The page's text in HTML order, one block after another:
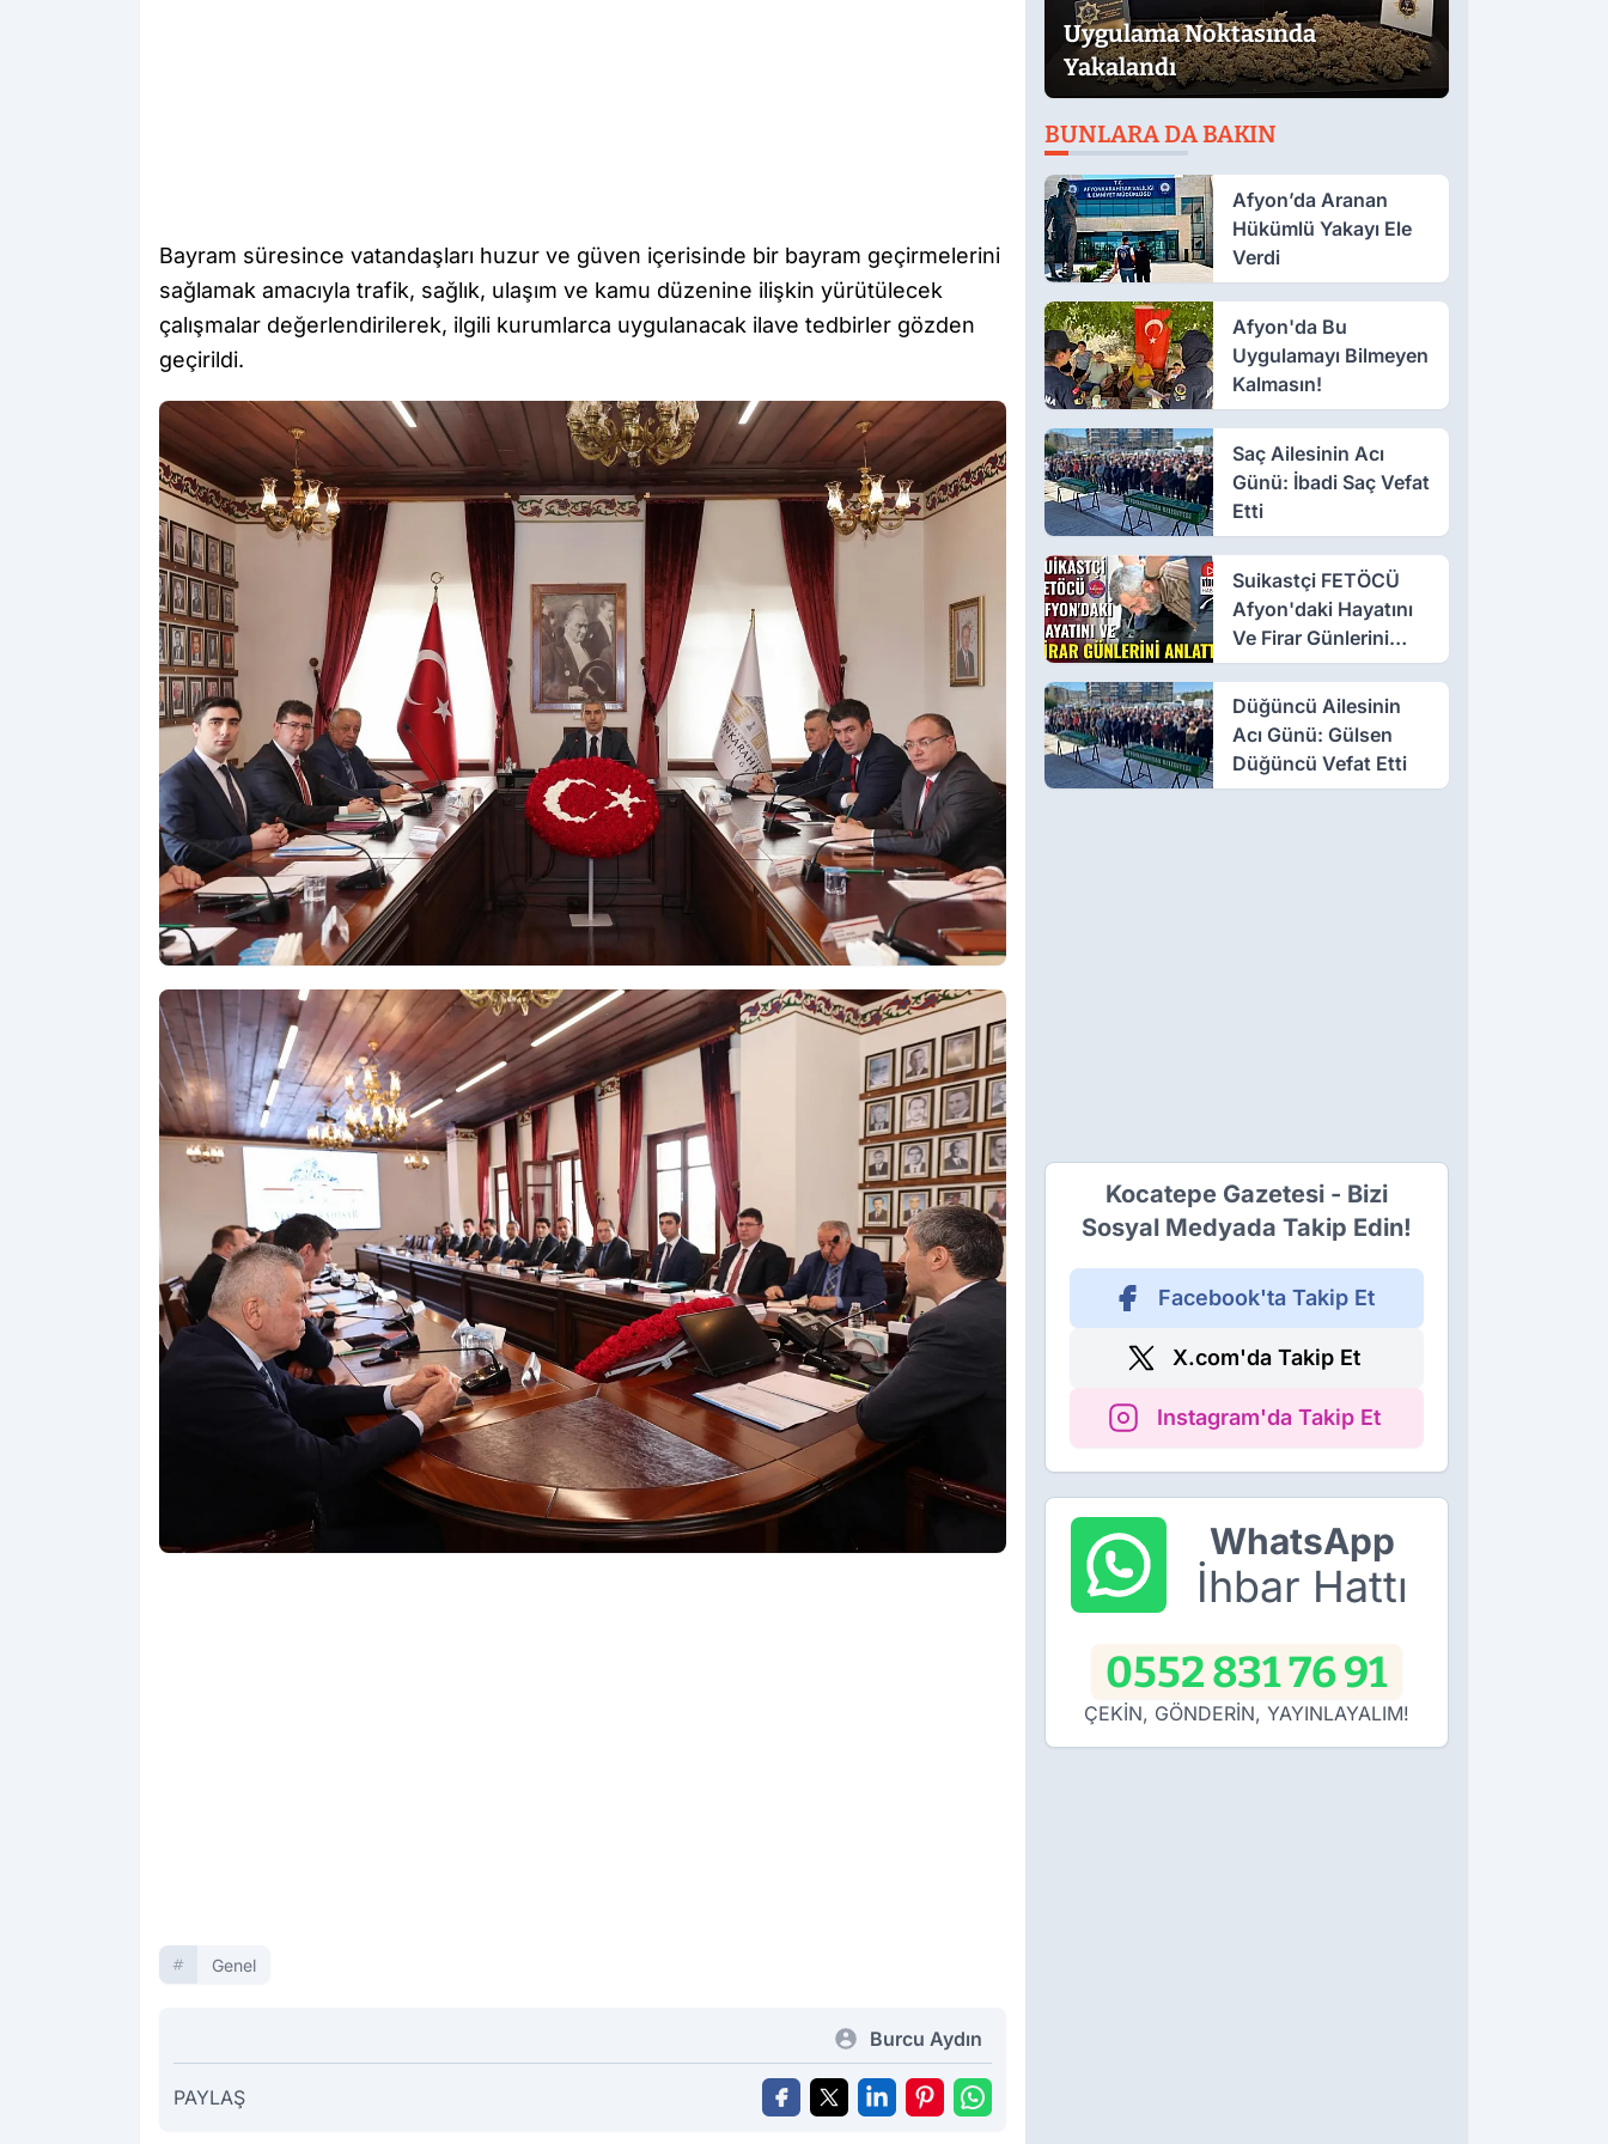
Bayram süresince vatandaşları huzur ve güven içerisinde bir bayram geçirmelerini
sağlamak amacıyla trafik, sağlık, ulaşım ve kamu düzenine ilişkin yürütülecek
çalışmalar değerlendirilerek, ilgili kurumlarca uygulanacak ilave tedbirler gözden
geçirildi.
Genel
Burcu Aydın
PAYLAŞ
Uygulama Noktasında
Yakalandı
BUNLARA DA BAKIN
Afyon’da Aranan
Hükümlü Yakayı Ele
Verdi
Afyon'da Bu
Uygulamayı Bilmeyen
Kalmasın!
Saç Ailesinin Acı
Günü: İbadi Saç Vefat
Etti
Suikastçi FETÖCÜ
Afyon'daki Hayatını
Ve Firar Günlerini
Anlattı
Düğüncü Ailesinin
Acı Günü: Gülsen
Düğüncü Vefat Etti
Kocatepe Gazetesi - Bizi
Sosyal Medyada Takip Edin!
Facebook'ta Takip Et
X.com'da Takip Et
Instagram'da Takip Et
WhatsApp
İhbar Hattı
0552 831 76 91
ÇEKİN, GÖNDERİN, YAYINLAYALIM!